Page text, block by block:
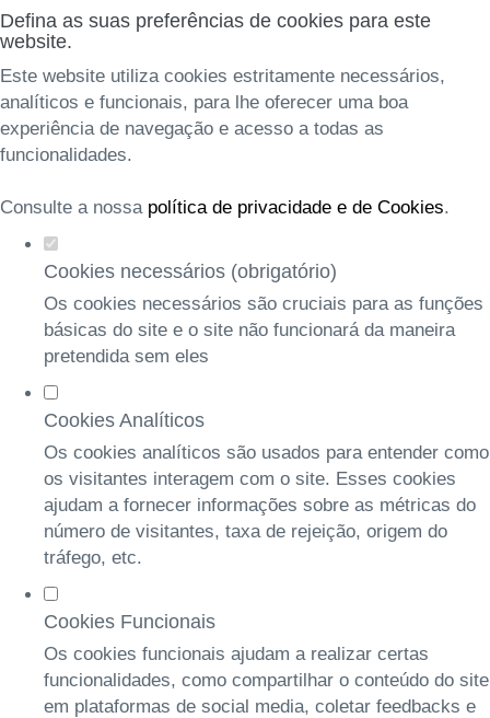
Defina as suas preferências de cookies para este
website.
Este website utiliza cookies estritamente necessários,
analíticos e funcionais, para lhe oferecer uma boa
experiência de navegação e acesso a todas as
funcionalidades.
Consulte a nossa política de privacidade e de Cookies.
Cookies necessários (obrigatório)
Os cookies necessários são cruciais para as funções
básicas do site e o site não funcionará da maneira
pretendida sem eles
Cookies Analíticos
Os cookies analíticos são usados para entender como
os visitantes interagem com o site. Esses cookies
ajudam a fornecer informações sobre as métricas do
número de visitantes, taxa de rejeição, origem do
tráfego, etc.
Cookies Funcionais
Os cookies funcionais ajudam a realizar certas
funcionalidades, como compartilhar o conteúdo do site
em plataformas de social media, coletar feedbacks e